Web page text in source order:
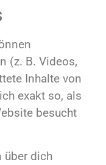
(z. B. Videos,
Inhalte von
exakt so, als
besucht
über dich